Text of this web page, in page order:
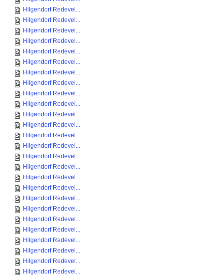
Hilgendorf Redevel...
Hilgendorf Redevel...
Hilgendorf Redevel...
Hilgendorf Redevel...
Hilgendorf Redevel...
Hilgendorf Redevel...
Hilgendorf Redevel...
Hilgendorf Redevel...
Hilgendorf Redevel...
Hilgendorf Redevel...
Hilgendorf Redevel...
Hilgendorf Redevel...
Hilgendorf Redevel...
Hilgendorf Redevel...
Hilgendorf Redevel...
Hilgendorf Redevel...
Hilgendorf Redevel...
Hilgendorf Redevel...
Hilgendorf Redevel...
Hilgendorf Redevel...
Hilgendorf Redevel...
Hilgendorf Redevel...
Hilgendorf Redevel...
Hilgendorf Redevel...
Hilgendorf Redevel...
Hilgendorf Redevel...